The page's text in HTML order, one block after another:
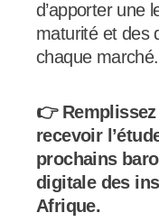
d’apporter une
maturité et des
chaque marché.
👉
recevoir
prochains
digitale des
Afrique.